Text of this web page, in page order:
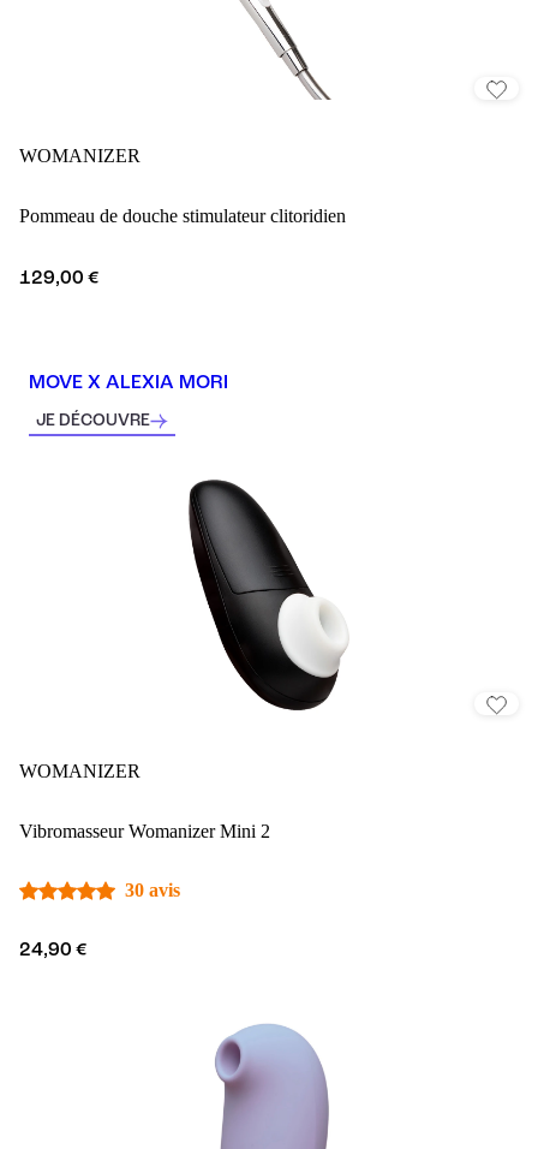
WOMANIZER
Pommeau de douche stimulateur clitoridien
129,00 €
MOVE X ALEXIA MORI
JE DÉCOUVRE
WOMANIZER
Vibromasseur Womanizer Mini 2
30 avis
24,90 €